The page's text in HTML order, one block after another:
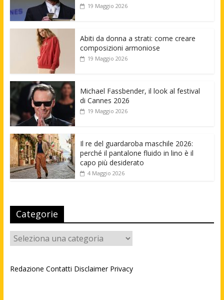
19 Maggio 2026
Abiti da donna a strati: come creare
composizioni armoniose
19 Maggio 2026
Michael Fassbender, il look al festival
di Cannes 2026
19 Maggio 2026
Il re del guardaroba maschile 2026:
perché il pantalone fluido in lino è il
capo più desiderato
4 Maggio 2026
Categorie
Categorie
Redazione Contatti Disclaimer Privacy